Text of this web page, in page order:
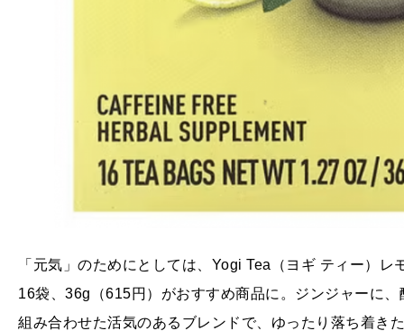
「元気」のためにとしては、Yogi Tea（ヨギ ティー）
16袋、36g（615円）がおすすめ商品に。ジンジャーに
組み合わせた活気のあるブレンドで、ゆったり落ち着き